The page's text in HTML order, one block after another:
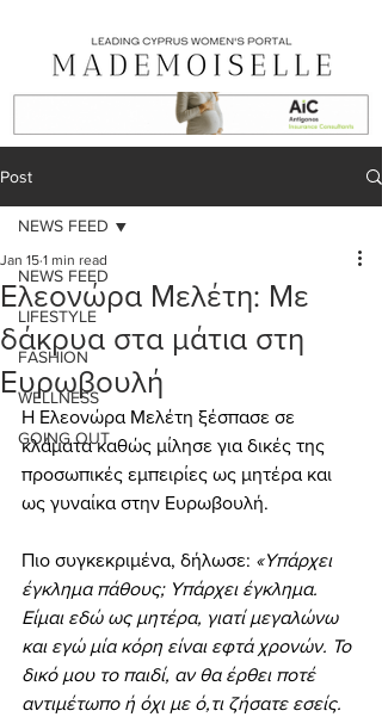
Post
NEWS FEED
LIFESTYLE
FASHION
WELLNESS
GOING OUT
NEWS FEED
Ελεονώρα Μελέτη: Με
δάκρυα στα μάτια στη
Ευρωβουλή
Jan 15 1 min read
Η Ελεονώρα Μελέτη ξέσπασε σε
κλάματα καθώς μίλησε για δικές της
προσωπικές εμπειρίες ως μητέρα και
ως γυναίκα στην Ευρωβουλή.
Πιο συγκεκριμένα, δήλωσε: «Υπάρχει
έγκλημα πάθους; Υπάρχει έγκλημα.
Είμαι εδώ ως μητέρα, γιατί μεγαλώνω
και εγώ μία κόρη είναι εφτά χρονών. Το
δικό μου το παιδί, αν θα έρθει ποτέ
αντιμέτωπο ή όχι με ό,τι ζήσατε εσείς.